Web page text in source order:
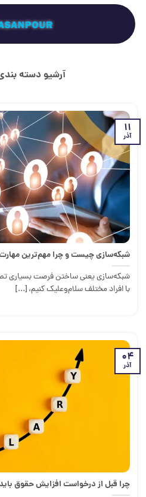
Skip
content
آرشیو دسته
شبکه‌سازی چیست و چرا مهم‌ترین
شبکه‌سازی یعنی ساختن فرصت بسیاری
با افراد مختلف سلام‌و‌علیک کنیم، [...]
11
آذر
چرا قبل از درخواست افزایش حقوق
04
آذر